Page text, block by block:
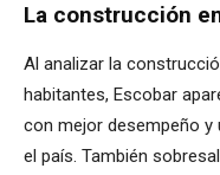
La construcción
Al analizar la
habitantes, Escobar
con mejor desempeño
el país. También